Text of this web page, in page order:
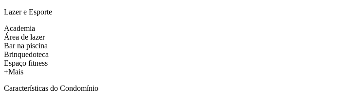
Lazer e Esporte
Academia
Área de lazer
Bar na piscina
Brinquedoteca
Espaço fitness
+Mais
Características do Condomínio